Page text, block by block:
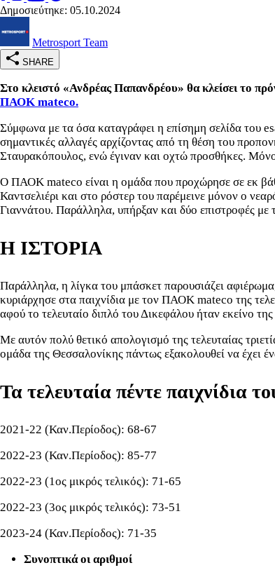
Δημοσιεύτηκε: 05.10.2024
Metrosport Team
SHARE
Στο κλειστό «Ανδρέας Παπανδρέου» θα κλείσει το
ΠΑΟΚ mateco.
Σύμφωνα με τα όσα καταγράφει η επίσημη σελίδα του
σημαντικές αλλαγές αρχίζοντας από τη θέση του
Σταυρακόπουλος, ενώ έγιναν και οχτώ προσθήκες.
Ο ΠΑΟΚ mateco είναι η ομάδα που προχώρησε σε εκ
Καντσελιέρι και στο ρόστερ του παρέμεινε μόνον ο
Γιαννάτου. Παράλληλα, υπήρξαν και δύο επιστροφές
Η ΙΣΤΟΡΙΑ
Παράλληλα, η λίγκα του μπάσκετ παρουσιάζει
κυριάρχησε στα παιχνίδια με τον ΠΑΟΚ mateco της
αφού το τελευταίο διπλό του Δικεφάλου ήταν εκείνο
Με αυτόν πολύ θετικό απολογισμό της τελευταίας
ομάδα της Θεσσαλονίκης πάντως εξακολουθεί να έχει
Τα τελευταία πέντε παιχνίδια
2021-22 (Καν.Περίοδος): 68-67
2022-23 (Καν.Περίοδος): 85-77
2022-23 (1ος μικρός τελικός): 71-65
2022-23 (3ος μικρός τελικός): 73-51
2023-24 (Καν.Περίοδος): 71-35
Συνοπτικά οι αριθμοί